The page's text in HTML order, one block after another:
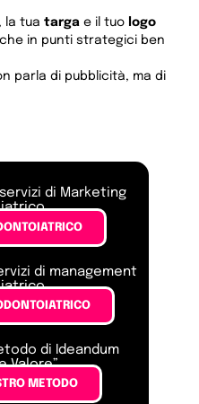
, la tua targa e il tuo logo
in punti strategici ben
parla di pubblicità, ma di
di Marketing
di management
di Ideandum
Valore”
METODO